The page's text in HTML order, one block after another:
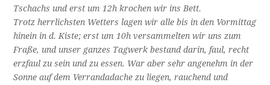
Tschachs und erst um 12h krochen wir ins Bett.
Trotz herrlichsten Wetters lagen wir alle bis in den Vormittag
hinein in d. Kiste; erst um 10h versammelten wir uns zum
Fraße, und unser ganzes Tagwerk bestand darin, faul, recht
erzfaul zu sein und zu essen. War aber sehr angenehm in der
Sonne auf dem Verrandadache zu liegen, rauchend und